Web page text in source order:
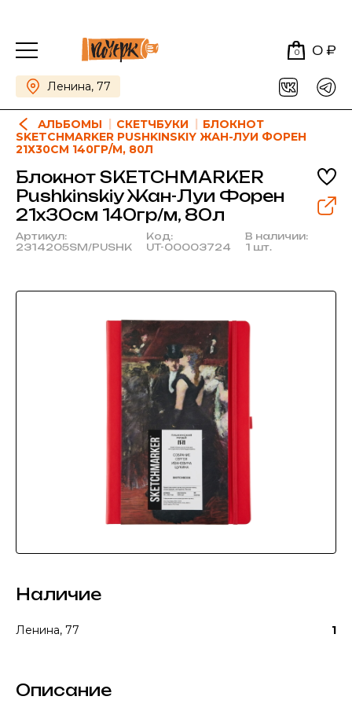
0 0 ₽
Ленина, 77
АЛЬБОМЫ СКЕТЧБУКИ
БЛОКНОТ
SKETCHMARKER PUSHKINSKIY ЖАН-ЛУИ ФОРЕН
21Х30СМ 140ГР/М, 80Л
Блокнот SKETCHMARKER
Pushkinskiy Жан-Луи Форен
21х30см 140гр/м, 80л
Артикул:
2314205SM/PUSHK
Код:
UT-00003724
В наличии:
1 шт.
Наличие
Ленина, 77 1
Описание